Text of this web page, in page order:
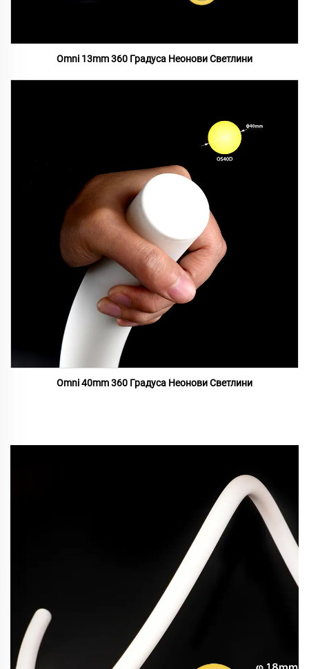
Omni 13mm 360 Градуса Неонови Светлини
Omni 40mm 360 Градуса Неонови Светлини